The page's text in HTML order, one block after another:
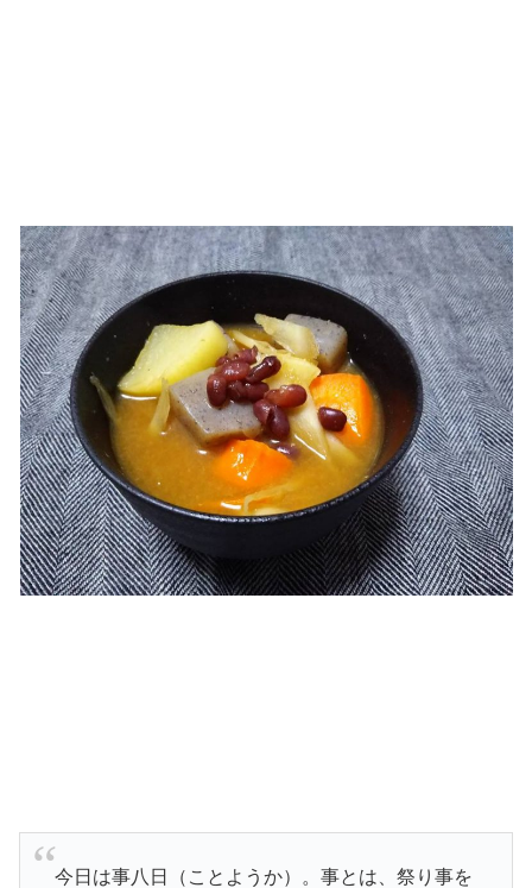
今日は事八日（ことようか）。事とは、祭り事を